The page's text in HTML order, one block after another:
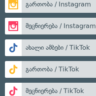
გართობა / Instagram
მეცნიერება / Instagram
ახალი ამბები / TikTok
გართობა / TikTok
მეცნიერება / TikTok